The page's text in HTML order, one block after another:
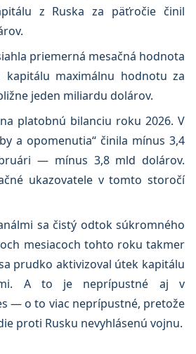
z Ruska za päťročie činil
priemerná mesačná hodnota
kapitálu maximálnu hodnotu za
jeden miliardu dolárov.
platobnú bilanciu roku 2026. V
a opomenutia“ činila mínus 3,4
— mínus 3,8 mld dolárov.
ukazovatele v tomto storočí
sa čistý odtok súkromného
mesiacoch tohto roku takmer
prudko aktivizoval útek kapitálu
A to je neprípustné aj v
— o to viac neprípustné, pretože
proti Rusku nevyhlásenú vojnu.